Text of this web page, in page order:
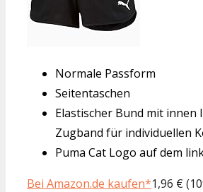
Normale Passform
Seitentaschen
Elastischer Bund mit innen
Zugband für individuellen
Puma Cat Logo auf dem
Bei Amazon.de kaufen*1,96 €